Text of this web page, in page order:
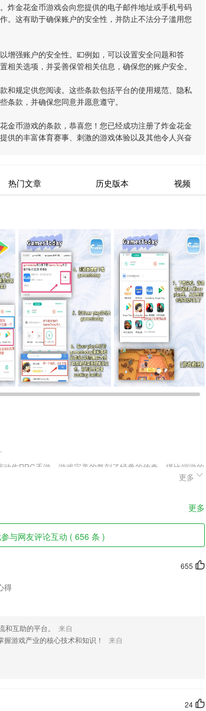
炸金花金币游戏会向您提供的电子邮件地址或手机号码
。这有助于确保账户的安全性，并防止不法分子滥用您
增强账户的安全性。💷例如，可以设置安全问题和答
关选项，并妥善保管相关信息，确保您的账户安全。
和规定供您阅读。这些条款包括平台的使用规范、隐私
条款，并确保您同意并愿意遵守。
金币游戏的条款，恭喜您！您已经成功注册了炸金花金
提供的丰富体育赛事、刺激的游戏体验以及其他令人兴奋
热门文章 历史版本 视频
作RPG手游，游戏完美的复刻了经典的传奇，堪比端游的
定模式，让你体验刀刀999的无限快感，皇城争霸在线兄弟
，用户能够快速的进行使用；
群内好友的信息
无障碍
形式
能
更多
更多
与网友评论互动 ( 656 条 )
655
得
互助的平台。
来自
游戏产业的核心技术和知识！
来自
24